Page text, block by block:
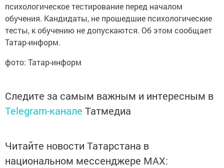
психологическое тестирование перед началом
обучения. Кандидаты, не прошедшие психологические
тесты, к обучению не допускаются. Об этом сообщает
Татар-информ.
фото: Татар-информ
Следите за самым важным и интересным в
Telegram-канале Татмедиа
Читайте новости Татарстана в
национальном мессенджере MАХ: